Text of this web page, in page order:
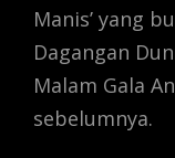
Manis’ yang
Dagangan
Malam Gala
sebelumnya.